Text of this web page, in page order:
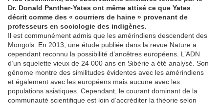
Dr. Donald Panther-Yates ont même attisé ce que Yates
décrit comme des « courriers de haine » provenant de
professeurs en sociologie des indigènes.
Il est communément admis que les amérindiens descendent des
Mongols. En 2013, une étude publiée dans la revue Nature a
cependant reconnu la possibilité d’ancêtres européens. L’ADN
d’un squelette vieux de 24 000 ans en Sibérie a été analysé. Son
génome montre des similitudes évidentes avec les amérindiens
et également avec les européens mais aucune avec les
populations asiatiques. Cependant, le courant dominant de la
communauté scientifique est loin d’accréditer la théorie selon